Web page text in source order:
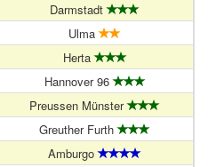
Darmstadt
Ulma
Herta
Hannover 96
Preussen Münster
Greuther Furth
Amburgo